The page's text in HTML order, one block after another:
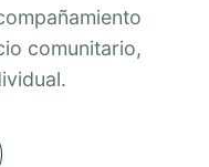
comunitario,